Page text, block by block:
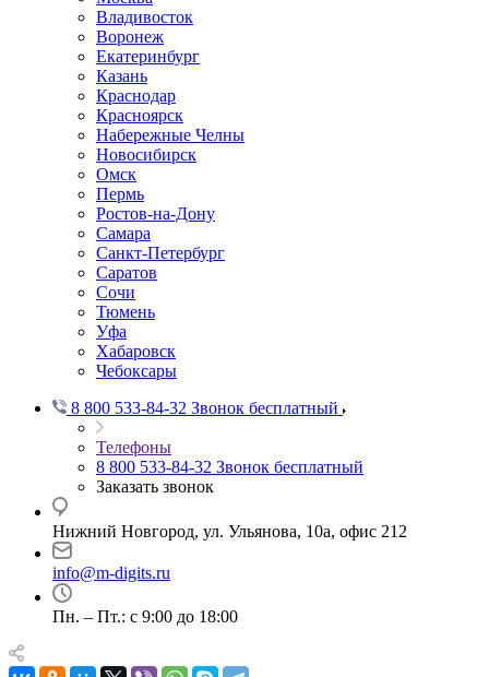
Владивосток
Воронеж
Екатеринбург
Казань
Краснодар
Красноярск
Набережные Челны
Новосибирск
Омск
Пермь
Ростов-на-Дону
Самара
Санкт-Петербург
Саратов
Сочи
Тюмень
Уфа
Хабаровск
Чебоксары
8 800 533-84-32 Звонок бесплатный
Телефоны
8 800 533-84-32 Звонок бесплатный
Заказать звонок
Нижний Новгород, ул. Ульянова, 10а, офис 212
info@m-digits.ru
Пн. – Пт.: с 9:00 до 18:00